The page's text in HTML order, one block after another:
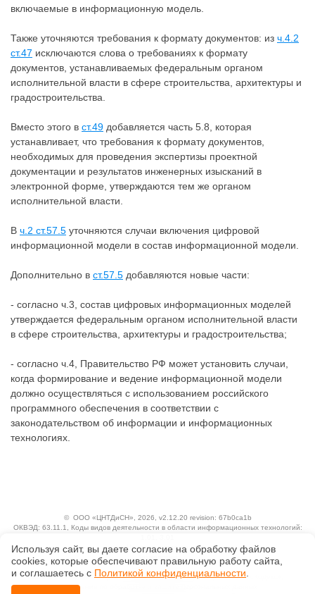
включаемые в информационную модель.
Также уточняются требования к формату документов: из ч.4.2
ст.47 исключаются слова о требованиях к формату
документов, устанавливаемых федеральным органом
исполнительной власти в сфере строительства, архитектуры и
градостроительства.
Вместо этого в ст.49 добавляется часть 5.8, которая
устанавливает, что требования к формату документов,
необходимых для проведения экспертизы проектной
документации и результатов инженерных изысканий в
электронной форме, утверждаются тем же органом
исполнительной власти.
В ч.2 ст.57.5 уточняются случаи включения цифровой
информационной модели в состав информационной модели.
Дополнительно в ст.57.5 добавляются новые части:
- согласно ч.3, состав цифровых информационных моделей
утверждается федеральным органом исполнительной власти
в сфере строительства, архитектуры и градостроительства;
- согласно ч.4, Правительство РФ может установить случаи,
когда формирование и ведение информационной модели
должно осуществляться с использованием российского
программного обеспечения в соответствии с
законодательством об информации и информационных
технологиях.
© ООО «ЦНТДиСН» , 2026, v2.12.20 revision: 67b0ca1b
ОКВЭД: 63.11.1, Коды видов деятельности в области информационных технологий:
Ценовая политика
Исключительные авторские и смежные права принадлежат АО «Кодекс».
Положение по обработке и защите персональных данных
Используя сайт, вы даете согласие на обработку файлов
сооkiеs, которые обеспечивают правильную работу сайта,
и соглашаетесь с Политикой конфиденциальности